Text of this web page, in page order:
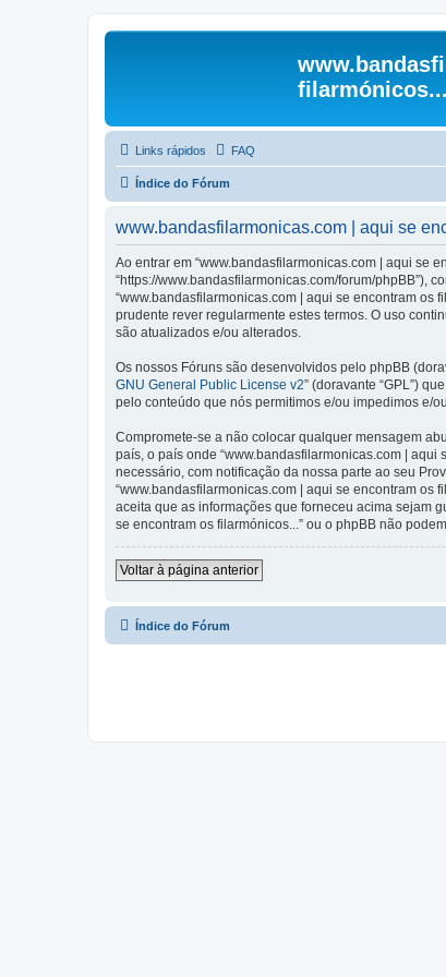
filarmónicos...
Links rápidos FAQ
Índice do Fórum
www.bandasfilarmonicas.com | aqui se
Ao entrar em “www.bandasfilarmonicas.com | aqui se
“https://www.bandasfilarmonicas.com/forum/phpBB”),
“www.bandasfilarmonicas.com | aqui se encontram os
prudente rever regularmente estes termos. O uso
são atualizados e/ou alterados.
Os nossos Fóruns são desenvolvidos pelo phpBB
GNU General Public License v2” (doravante “GPL”)
pelo conteúdo que nós permitimos e/ou impedimos e/
Compromete-se a não colocar qualquer mensagem
país, o país onde “www.bandasfilarmonicas.com |
necessário, com notificação da nossa parte ao seu
“www.bandasfilarmonicas.com | aqui se encontram os
aceita que as informações que forneceu acima sejam
se encontram os filarmónicos...” ou o phpBB não
Voltar à página anterior
Índice do Fórum